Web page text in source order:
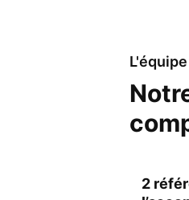
L'équipe
2